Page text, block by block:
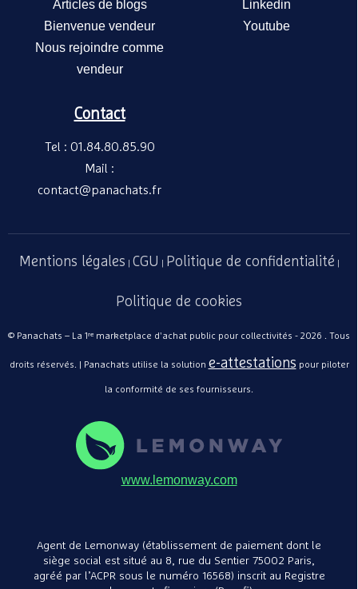
Articles de blogs
Bienvenue vendeur
Nous rejoindre comme
vendeur
Linkedin
Youtube
Contact
Tel : 01.84.80.85.90
Mail :
contact@panachats.fr
Mentions légales CGU Politique de confidentialité
Politique de cookies
© Panachats – La 1ʳᵉ marketplace d'achat public pour collectivités - 2026 . Tous
droits réservés. | Panachats utilise la solution e-attestations pour piloter
la conformité de ses fournisseurs.
www.lemonway.com
Agent de Lemonway (établissement de paiement dont le
siège social est situé au 8, rue du Sentier 75002 Paris,
agréé par l’ACPR sous le numéro 16568) inscrit au Registre